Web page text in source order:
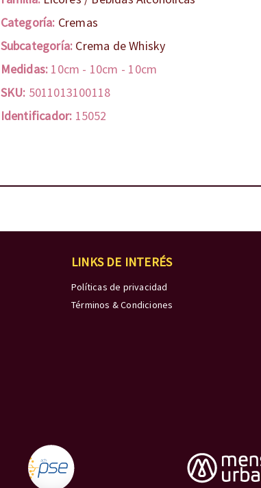
Categoría: Cremas
Subcategoría: Crema de Whisky
Medidas: 10cm - 10cm - 10cm
SKU: 5011013100118
Identificador: 15052
LINKS DE INTERÉS
Políticas de privacidad
Términos & Condiciones